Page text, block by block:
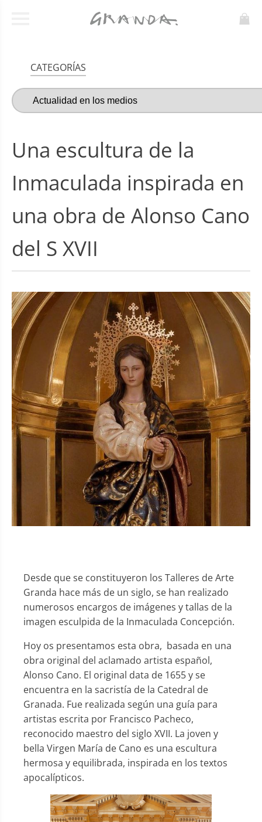
CATEGORÍAS
Una escultura de la
Inmaculada inspirada en
una obra de Alonso Cano
del S XVII
Desde que se constituyeron los Talleres de Arte
Granda hace más de un siglo, se han realizado
numerosos encargos de imágenes y tallas de la
imagen esculpida de la Inmaculada Concepción.
Hoy os presentamos esta obra, basada en una
obra original del aclamado artista español,
Alonso Cano. El original data de 1655 y se
encuentra en la sacristía de la Catedral de
Granada. Fue realizada según una guía para
artistas escrita por Francisco Pacheco,
reconocido maestro del siglo XVII. La joven y
bella Virgen María de Cano es una escultura
hermosa y equilibrada, inspirada en los textos
apocalípticos.